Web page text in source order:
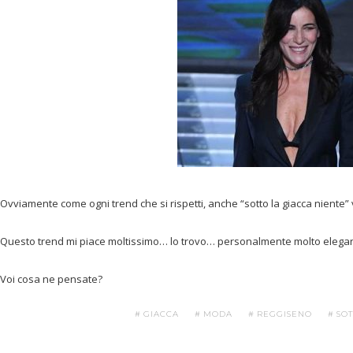
Ovviamente come ogni trend che si rispetti, anche “sotto la giacca
Questo trend mi piace moltissimo… lo trovo… personalmente molto
Voi cosa ne pensate?
GIACCA MODA REGGISENO